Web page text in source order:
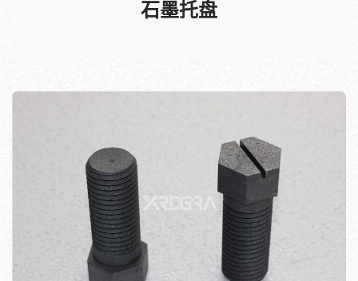
石墨托盘